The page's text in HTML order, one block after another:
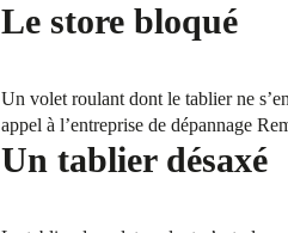
Le store bloqué
Un volet roulant dont le tablier ne
appel à l’entreprise de dépannage
Un tablier désaxé